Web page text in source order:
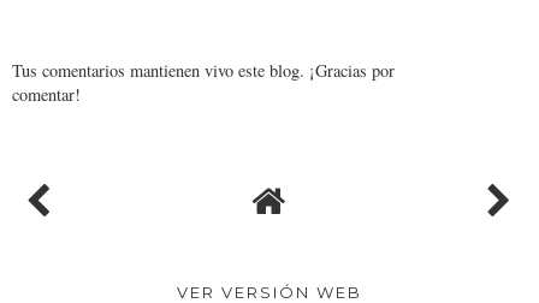
Tus comentarios mantienen vivo este blog. ¡Gracias por
comentar!
VER VERSIÓN WEB